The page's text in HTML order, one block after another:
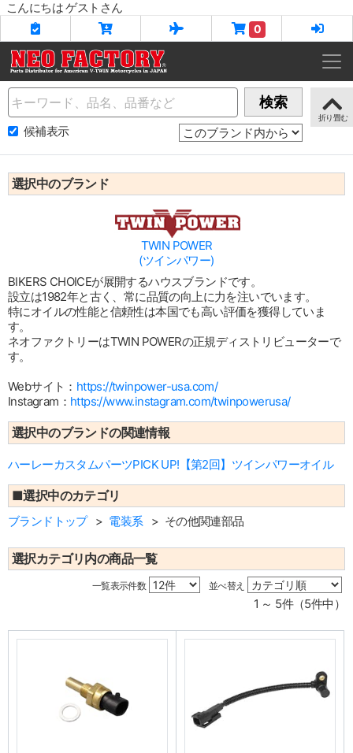
こんにちは ゲストさん
0
Name 検索
候補表示
選択中のブランド
TWIN POWER
(ツインパワー)
BIKERS CHOICEが展開するハウスブランドです。
設立は1982年と古く、常に品質の向上に力を注いでいます。
特にオイルの性能と信頼性は本国でも高い評価を獲得していま
す。
ネオファクトリーはTWIN POWERの正規ディストリビューターで
す。
Webサイト： https://twinpower-usa.com/
Instagram： https://www.instagram.com/twinpowerusa/
選択中のブランドの関連情報
ハーレーカスタムパーツPICK UP!【第2回】ツインパワーオイル
■選択中のカテゴリ
ブランドトップ 電装系 その他関連部品
選択カテゴリ内の商品一覧
一覧表示件数 並べ替え
1 ～ 5件（5件中）